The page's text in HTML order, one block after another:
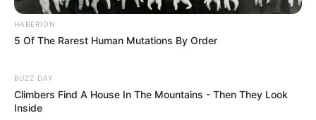
Ausflugsziele und Sehenswürdigkeiten im Umkreis
des Schloss Weesensteins (Pirna):
HABERION
5 Of The Rarest Human Mutations By Order
BUZZ DAY
Climbers Find A House In The Mountains - Then They Look
Inside